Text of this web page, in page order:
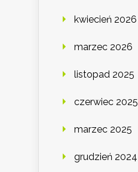
kwiecień 2026
marzec 2026
listopad 2025
czerwiec 2025
marzec 2025
grudzień 2024